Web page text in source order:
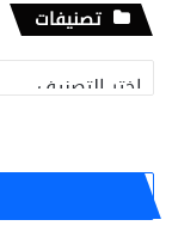
تصنيفات
تصنيفات